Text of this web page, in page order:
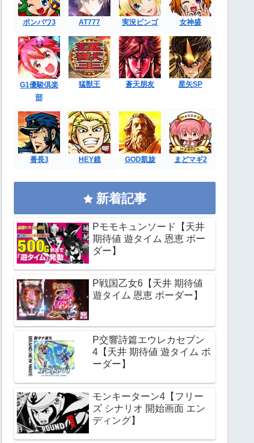
ボンパワ3 AT777 実況ビンゴ 女神盛
G1優駿倶楽
部
猛獣王 蒼天朋友 星矢SP
番長3 HEY鏡 GOD凱旋 まどマギ2
新着記事
Pモモキュンソード【天井
期待値 遊タイム 恩恵 ボー
ダー】
P戦国乙女6【天井 期待値
遊タイム 恩恵 ボーダー】
P交響詩篇エウレカセブン
4【天井 期待値 遊タイム ボ
ーダー】
モンキーターン4【フリー
ズ シナリオ 開始画面 エン
ディング】